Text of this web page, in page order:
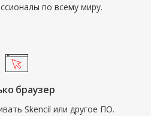
по всему миру.
браузер
Skencil или другое ПО.